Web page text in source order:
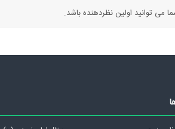
توانید اولین نظردهنده باشد.